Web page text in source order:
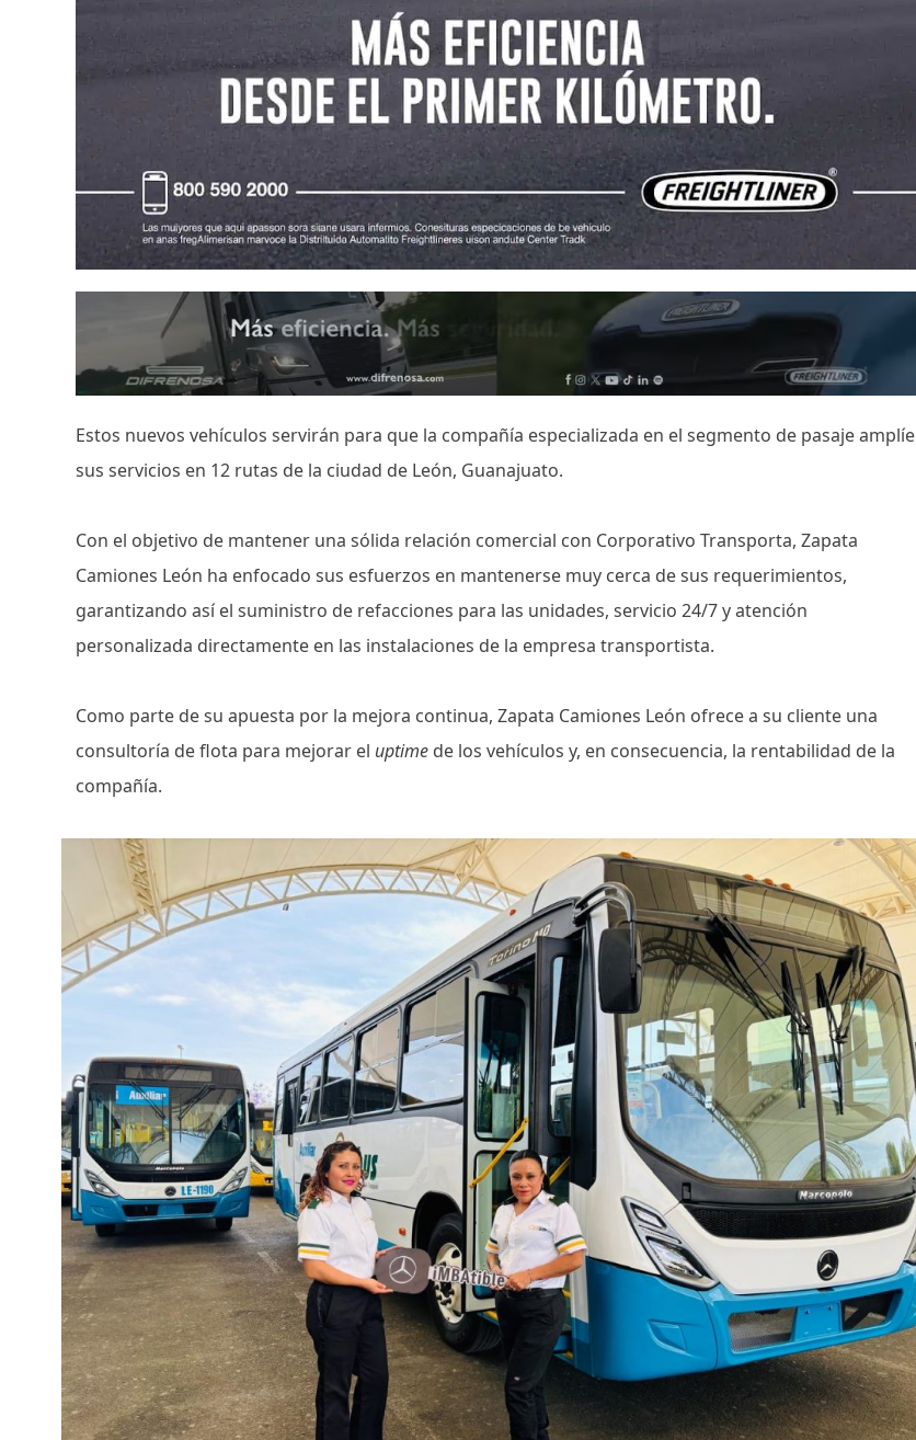
Estos nuevos vehículos servirán para que la compañía especializada en el segmento de pasaje amplíe
sus servicios en 12 rutas de la ciudad de León, Guanajuato.
Con el objetivo de mantener una sólida relación comercial con Corporativo Transporta, Zapata
Camiones León ha enfocado sus esfuerzos en mantenerse muy cerca de sus requerimientos,
garantizando así el suministro de refacciones para las unidades, servicio 24/7 y atención
personalizada directamente en las instalaciones de la empresa transportista.
Como parte de su apuesta por la mejora continua, Zapata Camiones León ofrece a su cliente una
consultoría de flota para mejorar el uptime de los vehículos y, en consecuencia, la rentabilidad de la
compañía.